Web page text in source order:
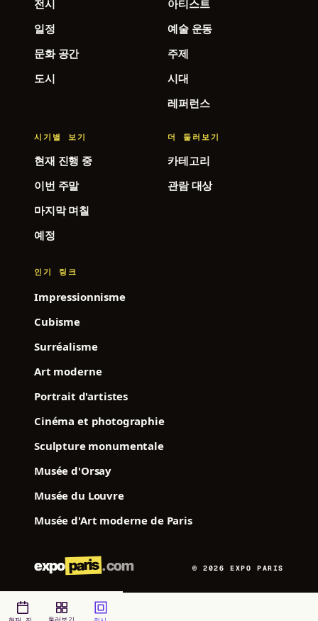
전시
일정
문화 공간
도시
아티스트
예술 운동
주제
시대
레퍼런스
시기별 보기
현재 진행 중
이번 주말
마지막 며칠
예정
더 둘러보기
카테고리
관람 대상
인기 링크
Impressionnisme
Cubisme
Surréalisme
Art moderne
Portrait d'artistes
Cinéma et photographie
Sculpture monumentale
Musée d'Orsay
Musée du Louvre
Musée d'Art moderne de Paris
expo paris.com © 2026 EXPO PARIS